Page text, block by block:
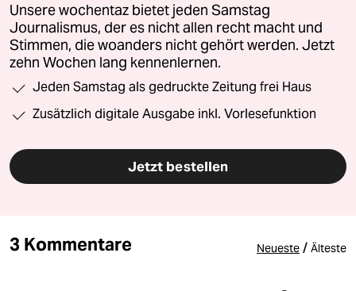
Unsere wochentaz bietet jeden Samstag
Journalismus, der es nicht allen recht macht und
Stimmen, die woanders nicht gehört werden. Jetzt
zehn Wochen lang kennenlernen.
Jeden Samstag als gedruckte Zeitung frei Haus
Zusätzlich digitale Ausgabe inkl. Vorlesefunktion
Jetzt bestellen
3 Kommentare Neueste / Älteste